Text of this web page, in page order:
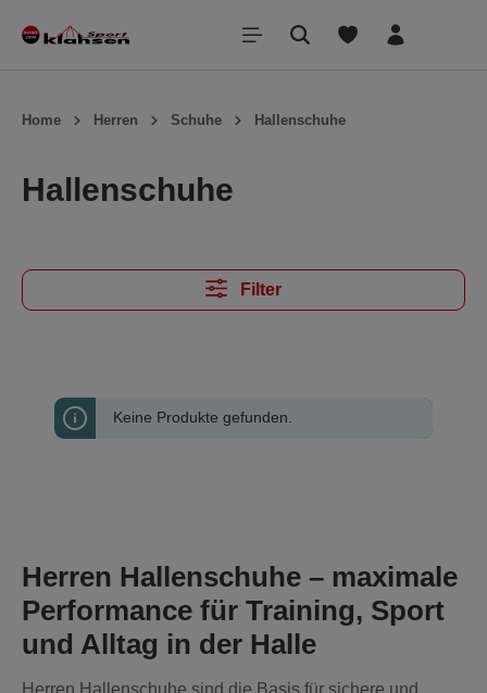
springen
Home Herren Schuhe Hallenschuhe
Hallenschuhe
Filter
Keine Produkte gefunden.
Herren Hallenschuhe – maximale
Performance für Training, Sport
und Alltag in der Halle
Herren Hallenschuhe sind die Basis für sichere und